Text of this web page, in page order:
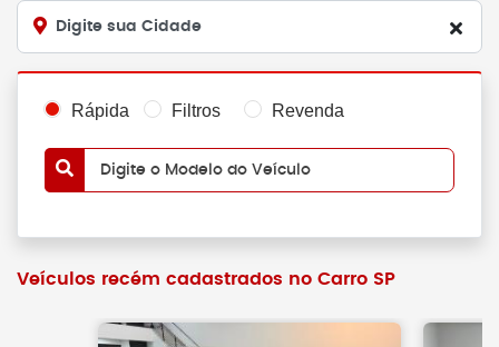
Digite sua Cidade
Rápida Filtros Revenda
Digite o Modelo do Veículo
Veículos recém cadastrados no Carro SP